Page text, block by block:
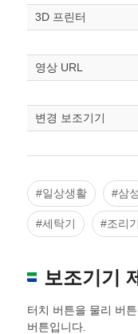
폭
스케일
조정
3D 프린터
영상 URL
변경 보조기기
#일상생활 #삼성
#세탁기 #조리
보조기기
터치 버튼을 물리 버
버튼입니다.